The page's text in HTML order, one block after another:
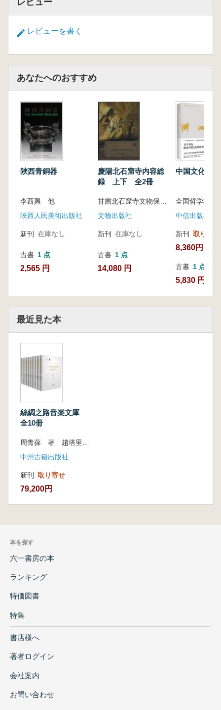
レビュー
レビューを書く
あなたへのおすすめ
陜西青銅器
李西興 他
陜西人民美術出版社
新刊 在庫なし
古書 1 点
2,565 円
慶陽北石窟寺内容総
録 上下 全2冊
文物出版社
新刊 在庫なし
古書 1 点
14,080 円
中国文化之美
中信出版社
新刊 取り寄せ
8,360円
古書 1 点
5,830 円
最近見た本
絲綢之路音楽文庫
全10冊
中州古籍出版社
新刊 取り寄せ
79,200円
本を探す
六一書房の本
ランキング
特価図書
特集
書店様へ
著者ログイン
会社案内
お問い合わせ